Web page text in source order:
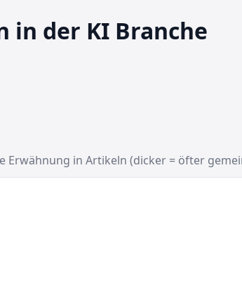
in der KI Branche
Erwähnung in Artikeln (dicker = öfter